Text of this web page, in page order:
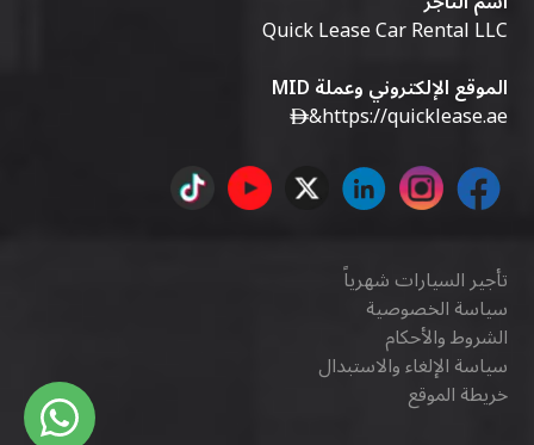
Quick Lease Car Rental LLC
الموقع الإلكتروني وعملة MID
https://quicklease.ae
&
تأجير السيارات شهرياً
سياسة الخصوصية
الشروط والأحكام
سياسة الإلغاء والاستبدال
خريطة الموقع